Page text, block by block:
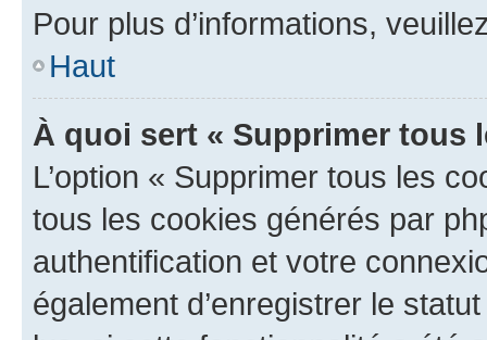
Pour plus d’informations,
Haut
À quoi sert « Supprimer tous
L’option « Supprimer tous les
tous les cookies générés par
authentification et votre
également d’enregistrer le